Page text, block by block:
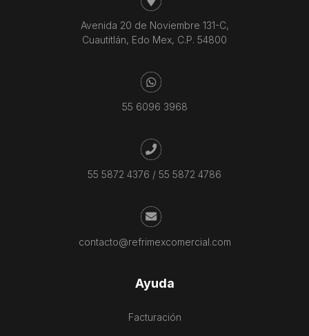
Avenida 20 de Noviembre 131-C,
Cuautitlán, Edo Mex, C.P. 54800
55 6096 3968
55 5872 4376 / 55 5872 4786
contacto@refrimexcomercial.com
Ayuda
Facturación